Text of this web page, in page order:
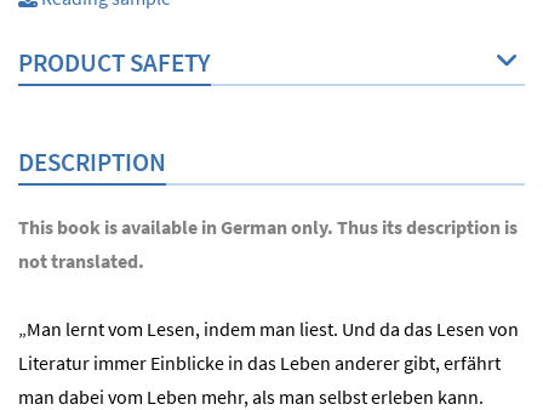
PRODUCT SAFETY
DESCRIPTION
This book is available in German only. Thus its description is
not translated.
„Man lernt vom Lesen, indem man liest. Und da das Lesen von
Literatur immer Einblicke in das Leben anderer gibt, erfährt
man dabei vom Leben mehr, als man selbst erleben kann.